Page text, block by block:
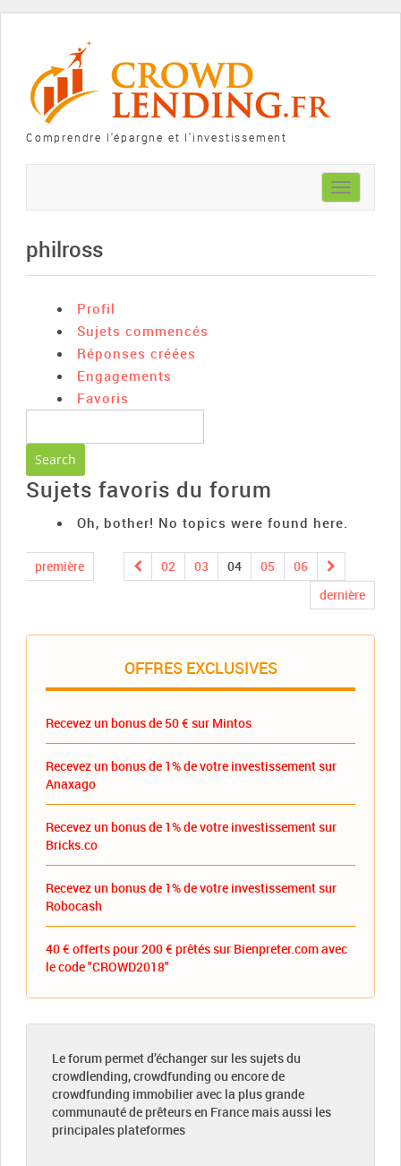
Comprendre l'épargne et l'investissement
Toggle
navigation
philross
Profil
Sujets commencés
Réponses créées
Engagements
Favoris
Sujets favoris du forum
Oh, bother! No topics were found here.
première 02 03 04 05
06
dernière
OFFRES EXCLUSIVES
Recevez un bonus de 50 € sur Mintos
Recevez un bonus de 1% de votre investissement sur
Anaxago
Recevez un bonus de 1% de votre investissement sur
Bricks.co
Recevez un bonus de 1% de votre investissement sur
Robocash
40 € offerts pour 200 € prêtés sur Bienpreter.com avec
le code "CROWD2018"
Le forum permet d’échanger sur les sujets du
crowdlending, crowdfunding ou encore de
crowdfunding immobilier avec la plus grande
communauté de prêteurs en France mais aussi les
principales plateformes